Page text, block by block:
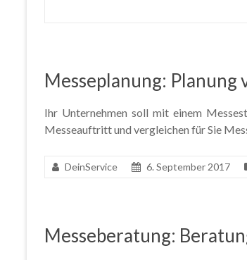
Messeplanung:
Ihr Unternehmen soll mit einem
Messeauftritt und vergleichen für Sie
DeinService 6. September 2017
Messeberatung: